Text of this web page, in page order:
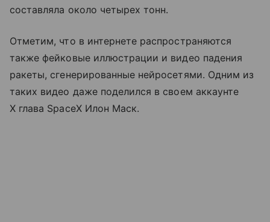
составляла около четырех тонн.
Отметим, что в интернете распространяются
также фейковые иллюстрации и видео падения
ракеты, сгенерированные нейросетями. Одним из
таких видео даже поделился в своем аккаунте
X глава SpaceX Илон Маск.